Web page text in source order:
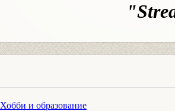
Хобби и образование